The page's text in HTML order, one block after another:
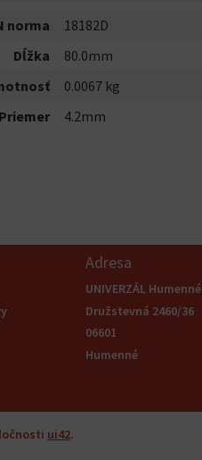
norma
18182D
Dĺžka
80.0mm
0.0067 kg
Priemer
4.2mm
Adresa
UNIVERZÁL Humenné
Družstevná 2460/36
06601
Humenné
ui42.